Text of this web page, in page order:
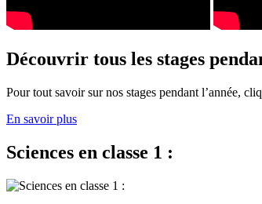
Découvrir tous les stages
Pour tout savoir sur nos stages pendant l’année,
En savoir plus
Sciences en classe 1 :